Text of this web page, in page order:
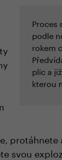
Proces
podle
rokem
plic a
kterou
svou